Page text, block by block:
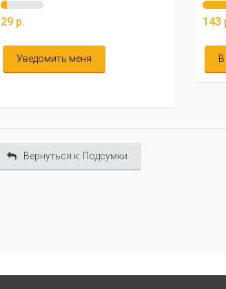
29 р.
Уведомить меня
143
В
Вернуться к: Подсумки